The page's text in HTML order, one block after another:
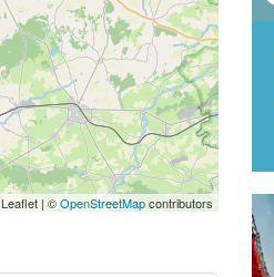
Leaflet | ©OpenStreetMapcontributors